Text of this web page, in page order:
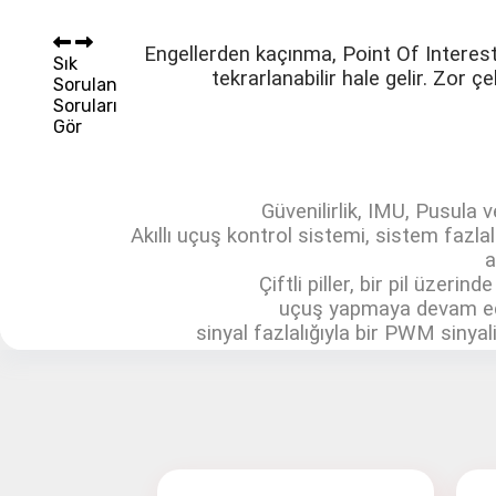
Sık
Sorulan
Soruları
Gör
Engellerden kaçınma, Point Of
tekrarlanabilir hale gelir. Zor
Güvenilirlik, IMU, Pusula
Akıllı uçuş kontrol sistemi, sistem
Çiftli piller, bir pil
uçuş yapmaya devam
sinyal fazlalığıyla bir PWM